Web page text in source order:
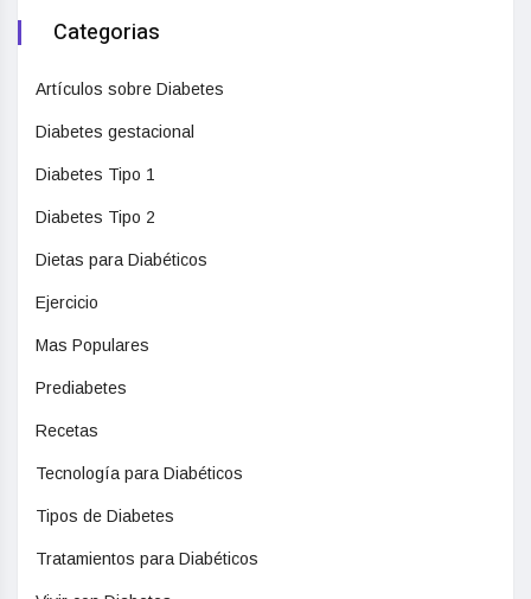
Categorias
Artículos sobre Diabetes
Diabetes gestacional
Diabetes Tipo 1
Diabetes Tipo 2
Dietas para Diabéticos
Ejercicio
Mas Populares
Prediabetes
Recetas
Tecnología para Diabéticos
Tipos de Diabetes
Tratamientos para Diabéticos